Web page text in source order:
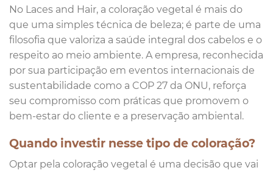
No Laces and Hair, a coloração vegetal é mais do
que uma simples técnica de beleza; é parte de uma
filosofia que valoriza a saúde integral dos cabelos e o
respeito ao meio ambiente. A empresa, reconhecida
por sua participação em eventos internacionais de
sustentabilidade como a COP 27 da ONU, reforça
seu compromisso com práticas que promovem o
bem-estar do cliente e a preservação ambiental.
Quando investir nesse tipo de coloração?
Optar pela coloração vegetal é uma decisão que vai